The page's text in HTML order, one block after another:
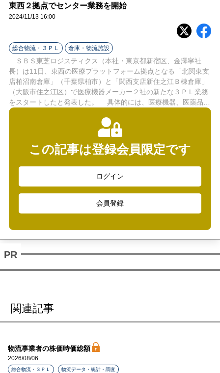
ラ
ン
東西２拠点でセンター業務を開始
2024/11/13 16:00
総合物流・３ＰＬ 倉庫・物流施設
ＳＢＳ東芝ロジスティクス（本社・東京都新宿区、金澤寧社
長）は11日、東西の医療プラットフォーム拠点となる「北関東支
店柏沼南倉庫」（千葉県柏市）と「関西支店新住之江Ｂ棟倉庫」
（大阪市住之江区）で医療機器メーカー２社の新たな３ＰＬ業務
をスタートしたと発表した。 具体的には、医療機器、医薬品…
この記事は登録会員限定です
ログイン
会員登録
関連記事
物流事業者の株価時価総額
2026/08/06
総合物流・３ＰＬ 物流データ・統計・調査